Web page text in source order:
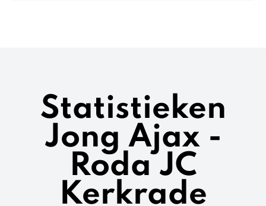
Statistieken
Jong Ajax -
Roda JC
Kerkrade